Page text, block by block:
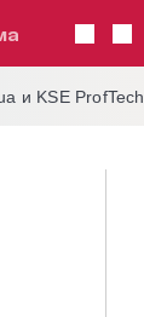
и KSE ProfTech